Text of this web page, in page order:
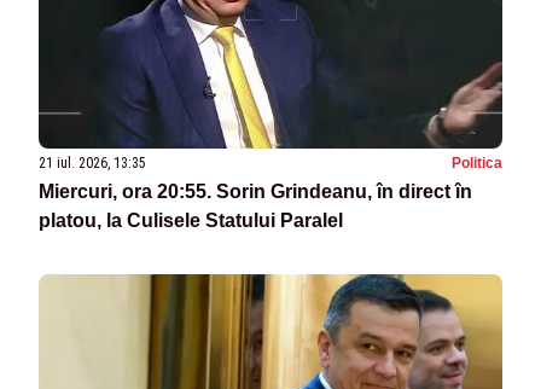
21 iul. 2026, 13:35 Politica
Miercuri, ora 20:55. Sorin Grindeanu, în direct în
platou, la Culisele Statului Paralel